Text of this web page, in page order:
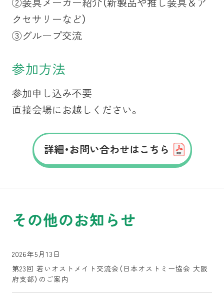
クセサリーなど）
③グループ交流
参加方法
参加申し込み不要
直接会場にお越しください。
詳細・お問い合わせはこちら
その他のお知らせ
2026年5月13日
第23回 若いオストメイト交流会（日本オストミー協会 大阪
府支部）のご案内